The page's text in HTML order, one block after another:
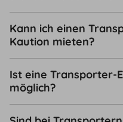
Kann ich einen
Kaution mieten?
Ist eine Transporter-
möglich?